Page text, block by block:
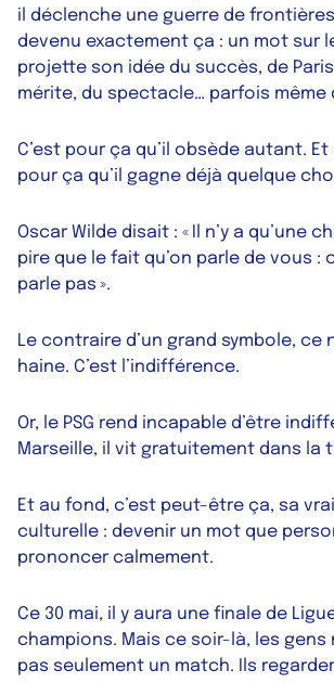
il déclenche une guerre de
devenu exactement ça : un mot sur
projette son idée du succès, de
mérite, du spectacle… parfois même
C’est pour ça qu’il obsède autant. Et
pour ça qu’il gagne déjà quelque
Oscar Wilde disait : « Il n’y a qu’une
pire que le fait qu’on parle de vous :
parle pas ».
Le contraire d’un grand symbole, ce
haine. C’est l’indifférence.
Or, le PSG rend incapable d’être
Marseille, il vit gratuitement dans la
Et au fond, c’est peut-être ça, sa
culturelle : devenir un mot que
prononcer calmement.
Ce 30 mai, il y aura une finale de
champions. Mais ce soir-là, les
pas seulement un match. Ils